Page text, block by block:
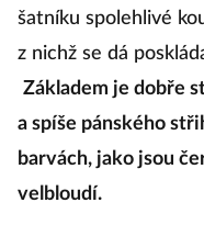
šatníku spolehlivé
z nichž se dá
Základem je dobře
a spíše pánského
barvách, jako jsou
velbloudí.